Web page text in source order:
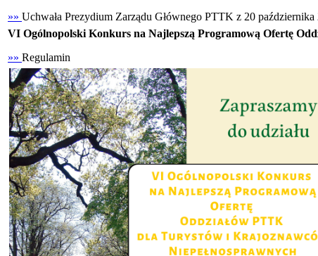
»» Uchwała Prezydium Zarządu Głównego PTTK z 20
VI Ogólnopolski Konkurs na Najlepszą Programową Ofertę
»» Regulamin